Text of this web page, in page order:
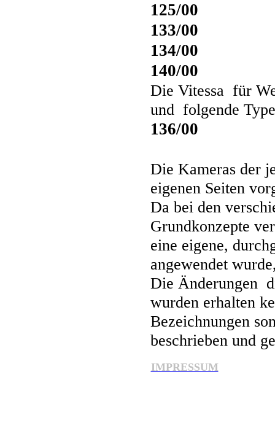
125/00
133/00
134/00
140/00
Die Vitessa für
und folgende
136/00
Die Kameras der
eigenen Seiten
Da bei den
Grundkonzepte
eine eigene,
angewendet
Die Änderungen
wurden erhalten
Bezeichnungen
beschrieben und
IMPRESSUM